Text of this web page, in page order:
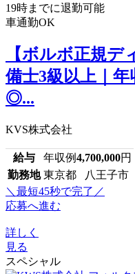
19時までに退勤可能
車通勤OK
【ボルボ正規デ
備士3級以上｜年
◎...
KVS株式会社
給与 年収例4,700,000円
勤務地 東京都 八王子市
＼最短45秒で完了／
応募へ進む
詳しく
見る
スペシャル